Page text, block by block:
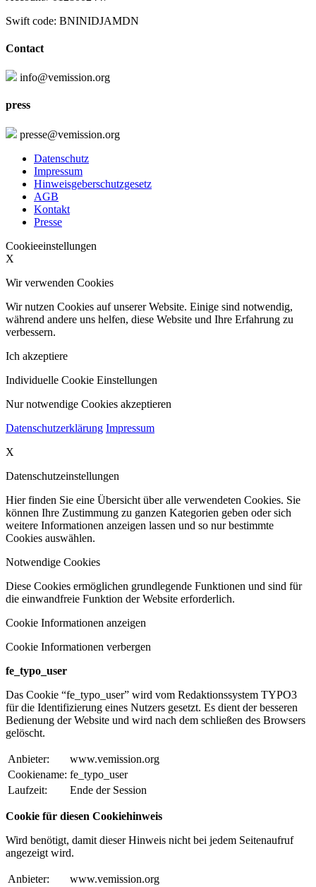
Swift code: BNINIDJAMDN
Contact
info@vemission.org
press
presse@vemission.org
Datenschutz
Impressum
Hinweisgeberschutzgesetz
AGB
Kontakt
Presse
Cookieeinstellungen
X
Wir verwenden Cookies
Wir nutzen Cookies auf unserer Website. Einige sind notwendig,
während andere uns helfen, diese Website und Ihre Erfahrung zu
verbessern.
Ich akzeptiere
Individuelle Cookie Einstellungen
Nur notwendige Cookies akzeptieren
Datenschutzerklärung Impressum
X
Datenschutzeinstellungen
Hier finden Sie eine Übersicht über alle verwendeten Cookies. Sie
können Ihre Zustimmung zu ganzen Kategorien geben oder sich
weitere Informationen anzeigen lassen und so nur bestimmte
Cookies auswählen.
Notwendige Cookies
Diese Cookies ermöglichen grundlegende Funktionen und sind für
die einwandfreie Funktion der Website erforderlich.
Cookie Informationen anzeigen
Cookie Informationen verbergen
fe_typo_user
Das Cookie “fe_typo_user” wird vom Redaktionssystem TYPO3
für die Identifizierung eines Nutzers gesetzt. Es dient der besseren
Bedienung der Website und wird nach dem schließen des Browsers
gelöscht.
Anbieter:
www.vemission.org
Cookiename: fe_typo_user
Laufzeit:
Ende der Session
Cookie für diesen Cookiehinweis
Wird benötigt, damit dieser Hinweis nicht bei jedem Seitenaufruf
angezeigt wird.
Anbieter:
www.vemission.org